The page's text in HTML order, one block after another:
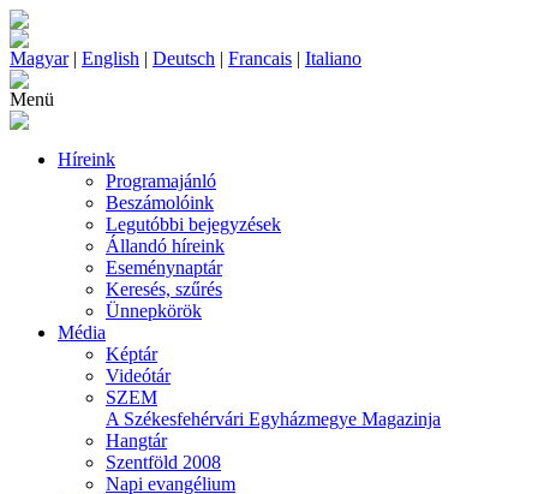
Magyar| English | Deutsch | Francais | Italiano
Menü
Híreink
Programajánló
Beszámolóink
Legutóbbi bejegyzések
Állandó híreink
Eseménynaptár
Keresés, szűrés
Ünnepkörök
Média
Képtár
Videótár
SZEM
A Székesfehérvári Egyházmegye Magazinja
Hangtár
Szentföld 2008
Napi evangélium